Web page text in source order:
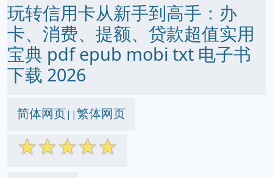
玩转信用卡从新手到高手：办
卡、消费、提额、贷款超值实用
宝典 pdf epub mobi txt 电子书
下载 2026
简体网页||繁体网页
☆☆☆☆☆